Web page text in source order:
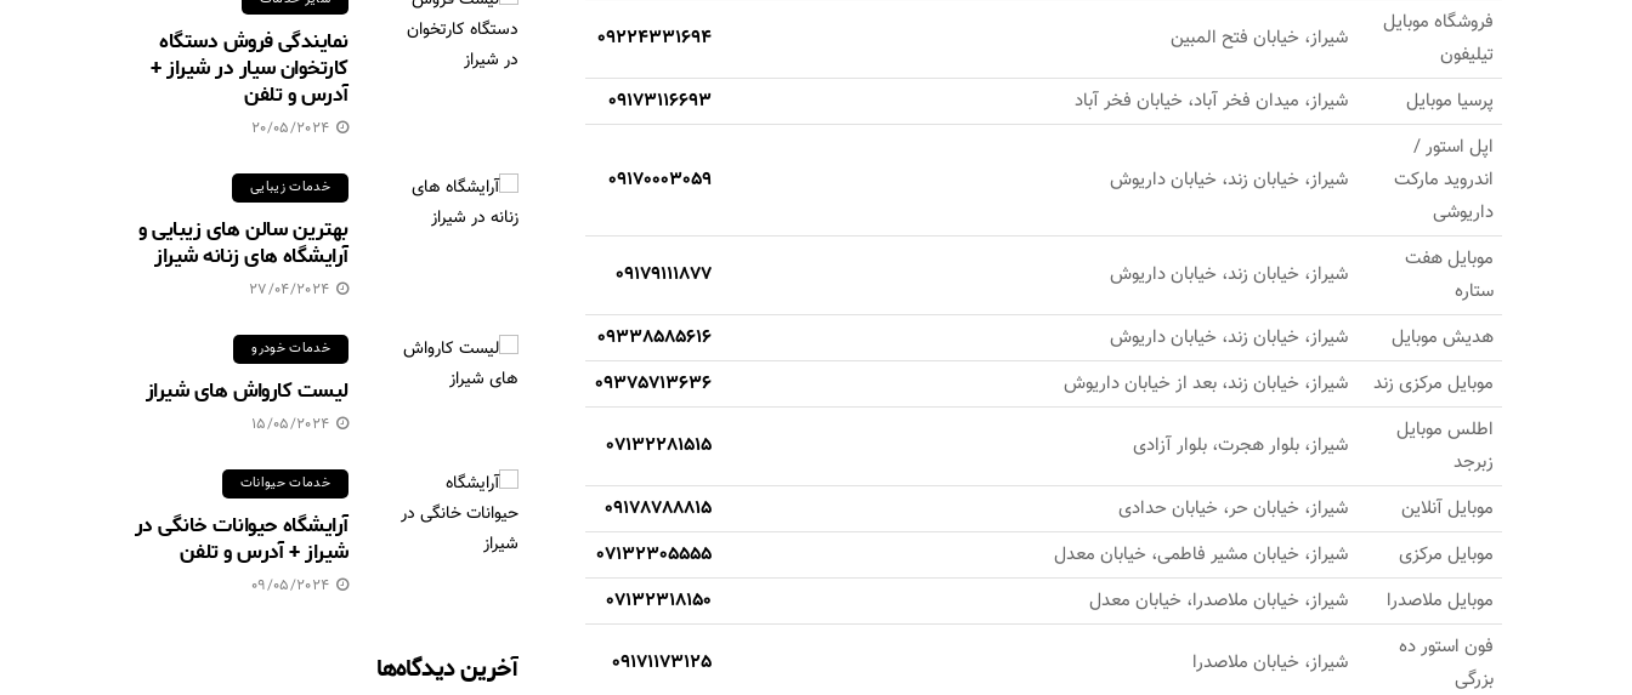
فروشگاه موبایل
تیلیفون
شیراز، خیابان فتح المبین 09224331694
پرسیا موبایل شیراز، میدان فخر آباد، خیابان فخر آباد
09173116693
اپل استور /
اندروید مارکت
داریوشی
شیراز، خیابان زند، خیابان داریوش 09170003059
موبایل هفت
ستاره
شیراز، خیابان زند، خیابان داریوش 09179111877
هديش موبايل شیراز، خیابان زند، خیابان داریوش
09338585616
موبایل مرکزی زند
شیراز، خیابان زند، بعد از خیابان داریوش
09375713636
اطلس موبایل
زبرجد
شیراز، بلوار هجرت، بلوار آزادی 07132281515
موبایل آنلاین شیراز، خیابان حر، خیابان حدادی
09178788815
موبایل مرکزی
شیراز، خیابان مشیر فاطمی، خیابان معدل
07132305555
موبایل ملاصدرا
شیراز، خیابان ملاصدرا، خیابان معدل
07132318150
فون استور ده
بزرگی
شیراز، خیابان ملاصدرا 09171173125
نمایندگی فروش دستگاه
کارتخوان سیار در شیراز +
آدرس و تلفن
20/05/2024
خدمات زیبایی
بهترین سالن های زیبایی و
آرایشگاه های زنانه شیراز
27/04/2024
خدمات خودرو
لیست کارواش های شیراز
15/05/2024
خدمات حیوانات
آرایشگاه حیوانات خانگی در
شیراز + آدرس و تلفن
09/05/2024
آخرین دیدگاه‌ها